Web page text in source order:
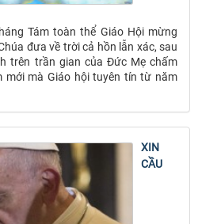
Tám toàn thể Giáo Hội mừng
đưa về trời cả hồn lẫn xác, sau
trên trần gian của Đức Mẹ chấm
mà Giáo hội tuyên tín từ năm
XIN
CẦU